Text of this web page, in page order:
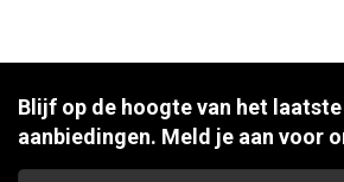
Blijf op de hoogte van het laatste
aanbiedingen. Meld je aan voor